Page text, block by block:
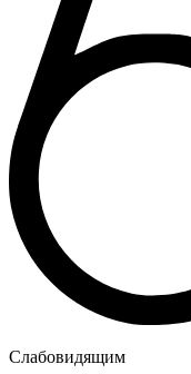
Слабовидящим